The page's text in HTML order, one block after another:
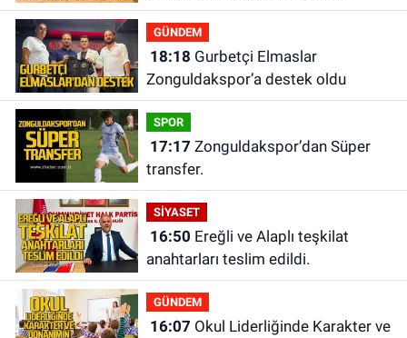
GÜNDEM
18:18
Zonguldakspor’a destek oldu
SPOR
17:17
transfer.
SİYASET
16:50
anahtarları teslim edildi.
GÜNDEM
16:07